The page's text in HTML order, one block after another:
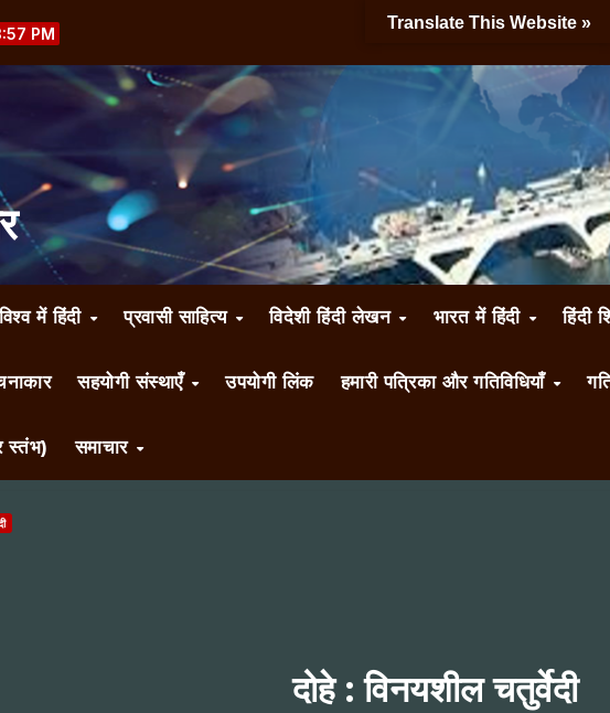
PM
में हिंदी प्रवासी साहित्य विदेशी हिंदी लेखन भारत में हिंदी हिंदी
सहयोगी संस्थाएँ उपयोगी लिंक हमारी पत्रिका और गतिविधियाँ
स्तंभ) समाचार
दोहे : विनयशील चतुर्वेदी
Translate This Website »